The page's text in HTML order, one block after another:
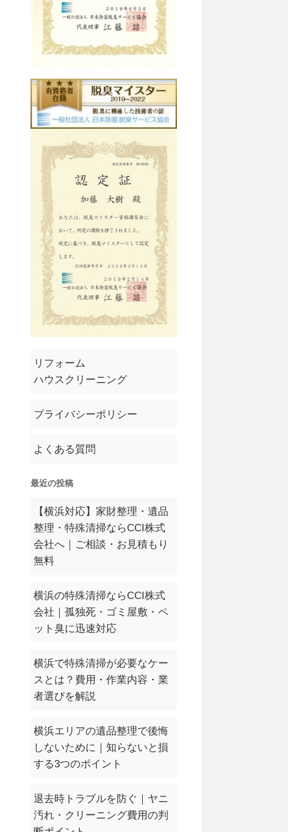
リフォーム
ハウスクリーニング
プライバシーポリシー
よくある質問
最近の投稿
【横浜対応】家財整理・遺品
整理・特殊清掃ならCCI株式
会社へ｜ご相談・お見積もり
無料
横浜の特殊清掃ならCCI株式
会社｜孤独死・ゴミ屋敷・ペ
ット臭に迅速対応
横浜で特殊清掃が必要なケー
スとは？費用・作業内容・業
者選びを解説
横浜エリアの遺品整理で後悔
しないために｜知らないと損
する3つのポイント
退去時トラブルを防ぐ｜ヤニ
汚れ・クリーニング費用の判